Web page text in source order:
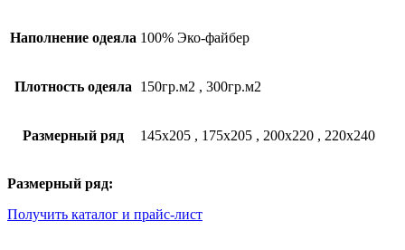
Наполнение одеяла 100% Эко-файбер
Плотность одеяла 150гр.м2 , 300гр.м2
Размерный ряд 145х205 , 175х205 , 200х220 , 220х240
Размерный ряд:
Получить каталог и прайс-лист